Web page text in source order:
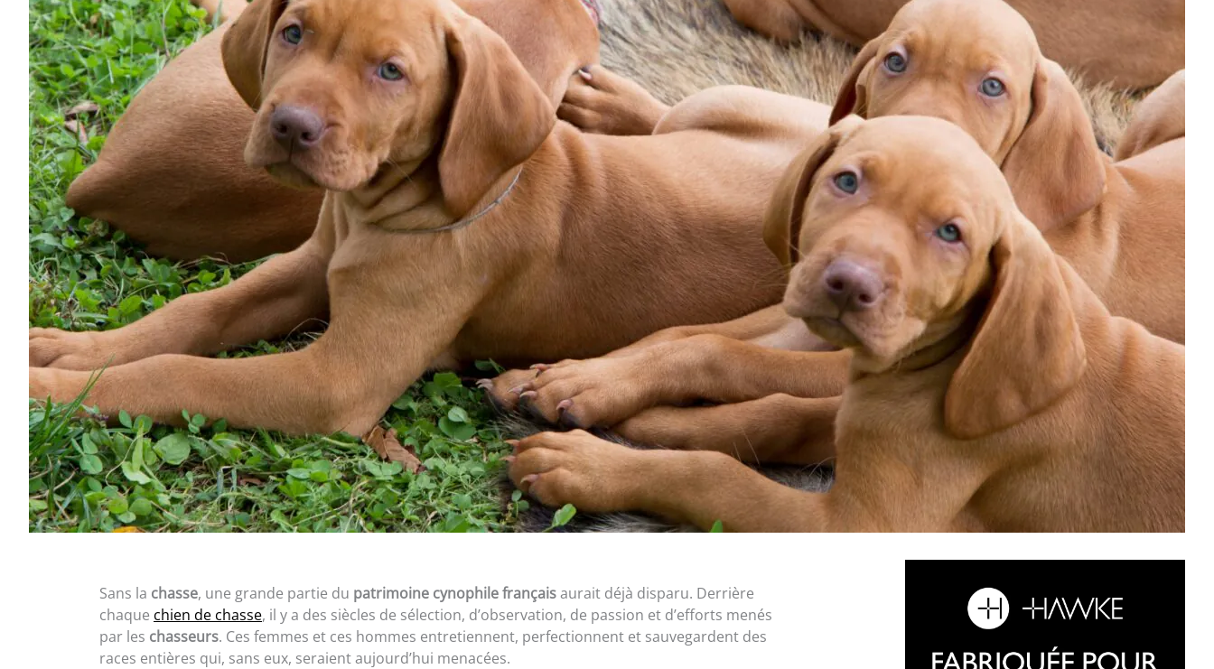
Sans la chasse, une grande partie du patrimoine cynophile françaisaurait déjà disparu. Derrière
chaque chien de chasse, il y a des siècles de sélection, d’observation, de passion et d’efforts menés
par les chasseurs. Ces femmes et ces hommes entretiennent, perfectionnent et sauvegardent des
races entières qui, sans eux, seraient aujourd’hui menacées.